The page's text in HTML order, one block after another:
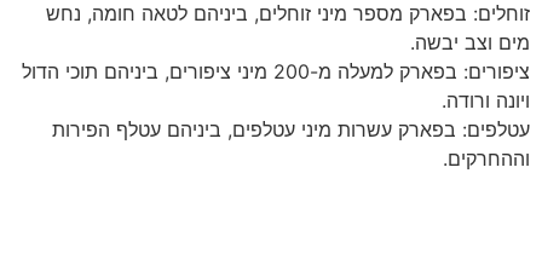
זוחלים: בפארק מספר מיני זוחלים, ביניהם לטאה חומה, נחש
מים וצב יבשה.
ציפורים: בפארק למעלה מ-200 מיני ציפורים, ביניהם תוכי הדול
ויונה ורודה.
עטלפים: בפארק עשרות מיני עטלפים, ביניהם עטלף הפירות
וההחרקים.